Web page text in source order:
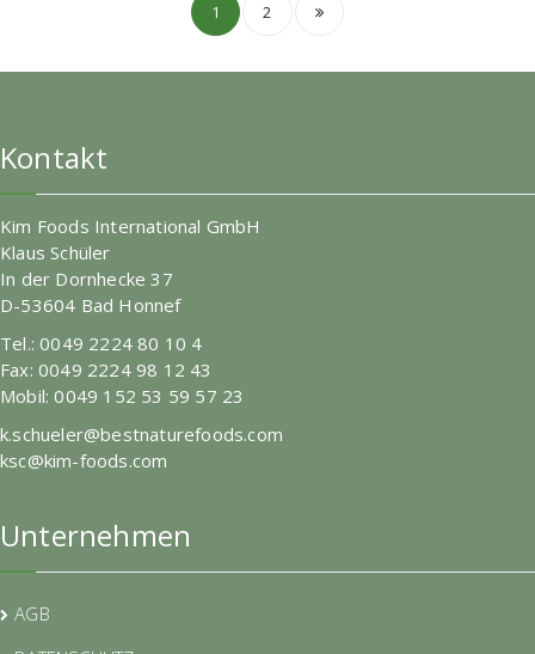
1 2
Kontakt
Kim Foods International GmbH
Klaus Schüler
In der Dornhecke 37
D-53604 Bad Honnef
Tel.: 0049 2224 80 10 4
Fax: 0049 2224 98 12 43
Mobil: 0049 152 53 59 57 23
k.schueler@bestnaturefoods.com
ksc@kim-foods.com
Unternehmen
AGB